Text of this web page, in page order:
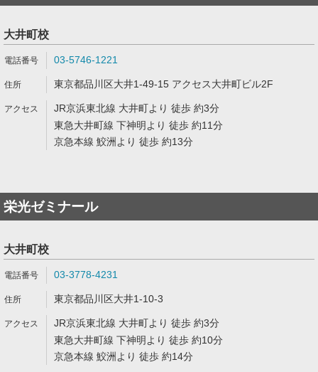
大井町校
03-5746-1221
東京都品川区大井1-49-15 アクセス大井町ビル2F
JR京浜東北線 大井町より 徒歩 約3分
東急大井町線 下神明より 徒歩 約11分
京急本線 鮫洲より 徒歩 約13分
栄光ゼミナール
大井町校
03-3778-4231
東京都品川区大井1-10-3
JR京浜東北線 大井町より 徒歩 約3分
東急大井町線 下神明より 徒歩 約10分
京急本線 鮫洲より 徒歩 約14分